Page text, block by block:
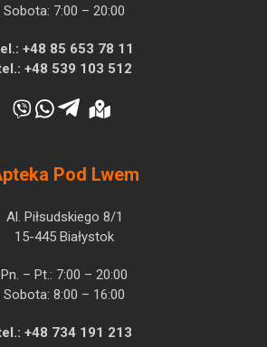
Sobota: 7:00 – 20:00
+48 85 653 78 11
+48 539 103 512
Pod Lwem
Al. Piłsudskiego 8/1
15-445 Białystok
Pn. – Pt.: 7:00 – 20:00
Sobota: 8:00 – 16:00
+48 734 191 213